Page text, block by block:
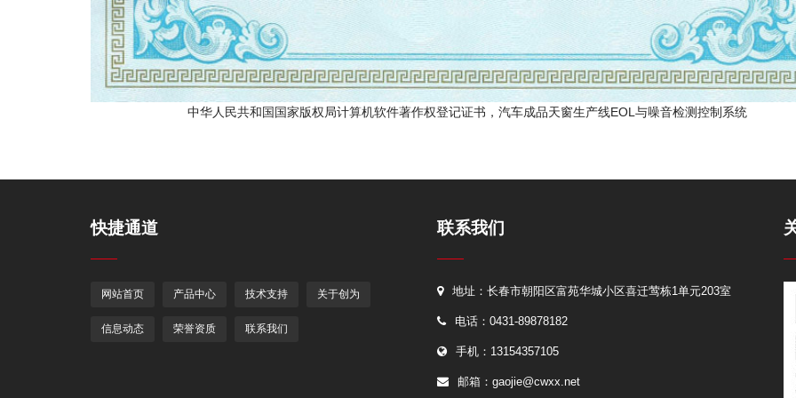
中华人民共和国国家版权局计算机软件著作权登记证书，汽车成品天窗生产线EOL与噪音检测控制系统
快捷通道
网站首页 产品中心 技术支持 关于创为
信息动态 荣誉资质 联系我们
联系我们
地址：长春市朝阳区富苑华城小区喜迁莺栋1单元203室
电话：0431-89878182
手机：13154357105
邮箱： gaojie@cwxx.net